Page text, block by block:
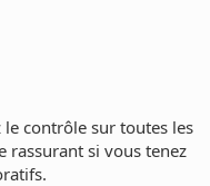
le contrôle sur toutes les
rassurant si vous tenez